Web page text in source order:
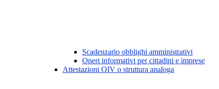
Scadenzario obblighi amministrativi
Oneri informativi per cittadini e imprese
Attestazioni OIV o struttura analoga